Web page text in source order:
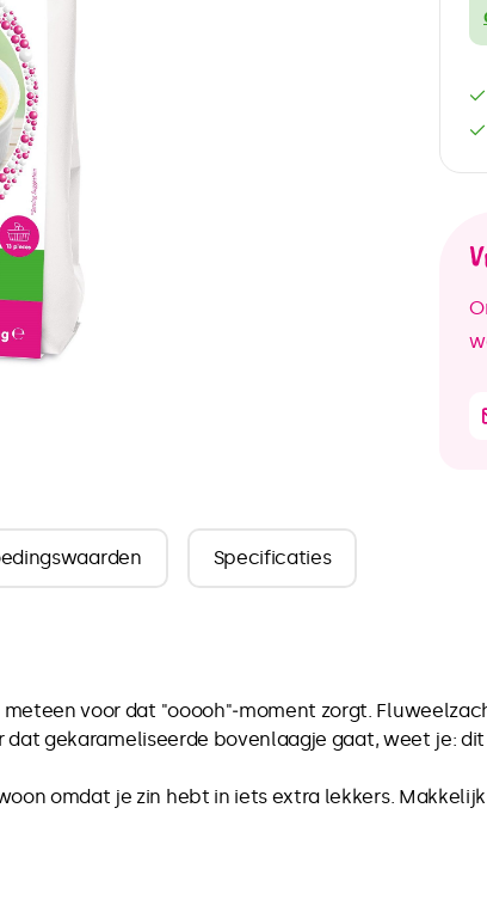
Specificaties
meteen voor dat "ooooh"‑moment zorgt.
gekarameliseerde bovenlaagje gaat, weet je:
omdat je zin hebt in iets extra lekkers.